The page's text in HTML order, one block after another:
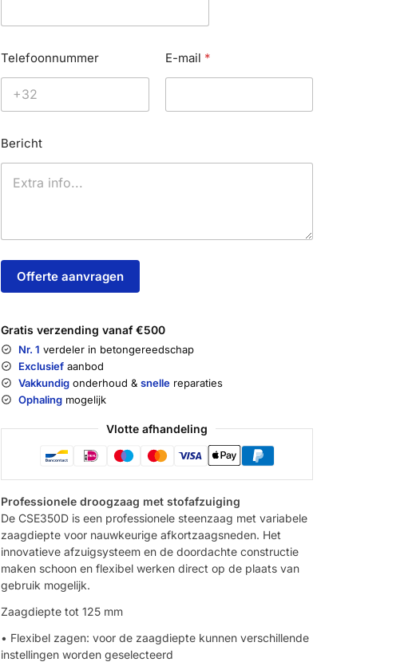
Telefoonnummer E-mail *
Bericht
Offerte aanvragen
Gratis verzending vanaf €500
Nr. 1 verdeler in betongereedschap
Exclusief aanbod
Vakkundig onderhoud &snelle reparaties
Ophaling mogelijk
Vlotte afhandeling
Professionele droogzaag met stofafzuiging
De CSE350D is een professionele steenzaag met variabele
zaagdiepte voor nauwkeurige afkortzaagsneden. Het
innovatieve afzuigsysteem en de doordachte constructie
maken schoon en flexibel werken direct op de plaats van
gebruik mogelijk.
Zaagdiepte tot 125 mm
• Flexibel zagen: voor de zaagdiepte kunnen verschillende
instellingen worden geselecteerd